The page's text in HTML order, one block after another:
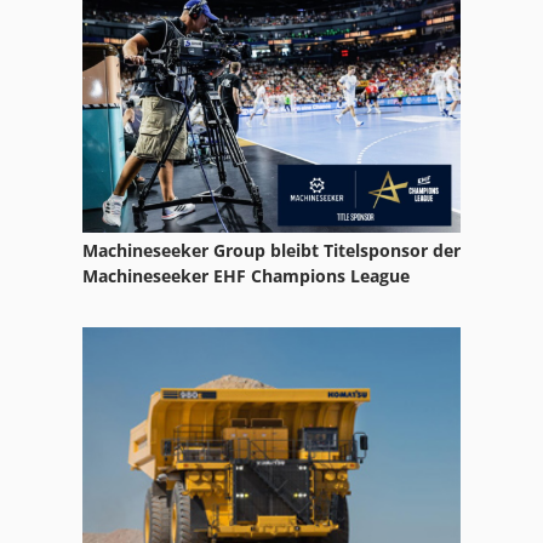
Nc Drehmaschine
Nc Fräsmaschine
Nc Teilapparat
Neophot 2
Ng 200
Nt 551
Reinigungs Und Desinfektionsautomat
Öhler Ol 2600
Ölnebel Abscheider
Machineseeker Group bleibt Titelsponsor der
Machineseeker EHF Champions League